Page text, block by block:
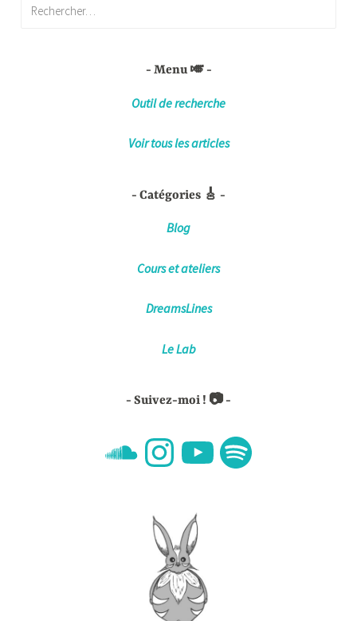
Menu 🎺
Outil de recherche
Voir tous les articles
Catégories 🎸
Blog
Cours et ateliers
DreamsLines
Le Lab
Suivez-moi ! 📷
SoundCloudInstagramYouTubeSpotify